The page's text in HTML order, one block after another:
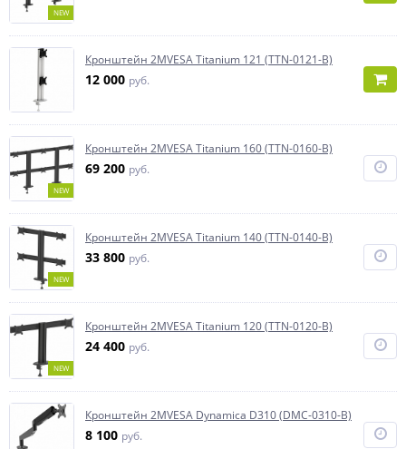
NEW
Кронштейн 2MVESA Titanium 121 (TTN-0121-B)
12 000 руб.
NEW
Кронштейн 2MVESA Titanium 160 (TTN-0160-B)
69 200 руб.
NEW
Кронштейн 2MVESA Titanium 140 (TTN-0140-B)
33 800 руб.
NEW
Кронштейн 2MVESA Titanium 120 (TTN-0120-B)
24 400 руб.
Кронштейн 2MVESA Dynamica D310 (DMC-0310-B)
8 100 руб.